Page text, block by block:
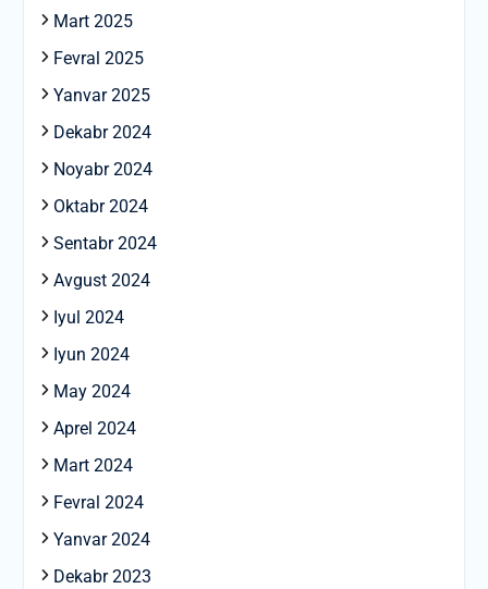
Mart 2025
Fevral 2025
Yanvar 2025
Dekabr 2024
Noyabr 2024
Oktabr 2024
Sentabr 2024
Avgust 2024
Iyul 2024
Iyun 2024
May 2024
Aprel 2024
Mart 2024
Fevral 2024
Yanvar 2024
Dekabr 2023